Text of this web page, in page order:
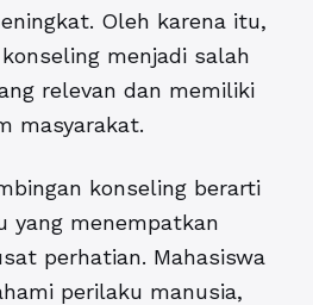
Oleh karena itu,
menjadi salah
relevan dan memiliki
masyarakat.
konseling berarti
yang menempatkan
perhatian. Mahasiswa
perilaku manusia,